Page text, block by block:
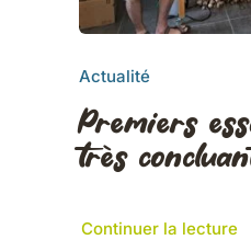
Actualité
Premiers
très
Continuer la lecture